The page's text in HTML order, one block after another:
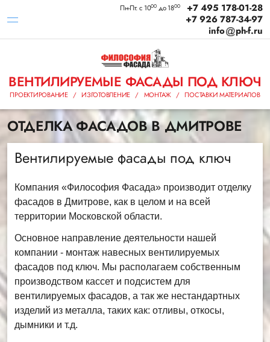
Пн-Пт: с 1000 до 1800
+7 495 178-01-28
+7 926 787-34-97
info
ph-f.ru
ВЕНТИЛИРУЕМЫЕ ФАСАДЫ ПОД КЛЮЧ
ПРОЕКТИРОВАНИЕ / ИЗГОТОВЛЕНИЕ / МОНТАЖ / ПОСТАВКИ МАТЕРИАЛОВ
ОТДЕЛКА ФАСАДОВ В ДМИТРОВЕ
Вентилируемые фасады под ключ
Компания «Философия Фасада» производит отделку
фасадов в Дмитрове, как в целом и на всей
территории Московской области.
Основное направление деятельности нашей
компании - монтаж навесных вентилируемых
фасадов под ключ. Мы располагаем собственным
производством кассет и подсистем для
вентилируемых фасадов, а так же нестандартных
изделий из металла, таких как: отливы, откосы,
дымники и т.д.